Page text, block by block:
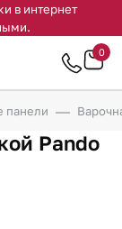
в интернет
0
панели
Pando